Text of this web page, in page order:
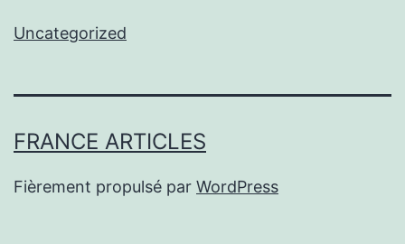
Uncategorized
FRANCE ARTICLES
Fièrement propulsé par WordPress